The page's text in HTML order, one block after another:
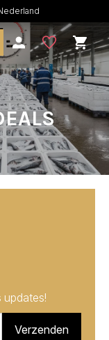
updates!
Verzenden